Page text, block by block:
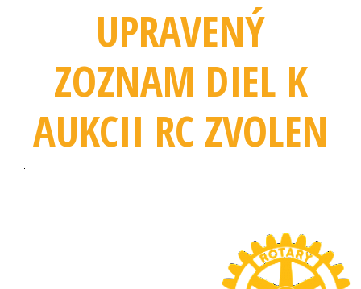
UPRAVENÝ
ZOZNAM DIEL K
AUKCII RC ZVOLEN